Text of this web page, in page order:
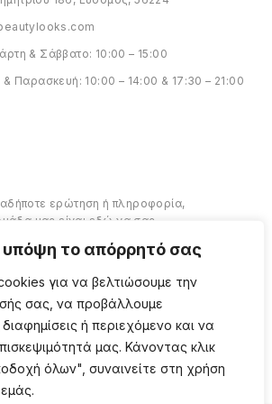
το απόρρητό σας
για να βελτιώσουμε την
σας, να προβάλλουμε
ή περιεχόμενο και να
μας. Κάνοντας κλικ
όλων", συναινείτε στη χρήση
& Σάββατο: 10:00 – 15:00
& Παρασκευή: 10:00 – 14:00 & 17:30 – 21:00
ερώτηση ή πληροφορία,
μας είναι εδώ να σας
βοηθήσουμε.
ΠΕΡΙΣΣΌΤΕΡΑ
Million